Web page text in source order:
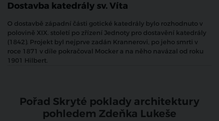
Dostavba katedrály sv. Víta
O dostavbě západní části gotické katedrály bylo rozhodnuto v
polovině XIX. století po zřízení Jednoty pro dostavění katedrály
(1842). Projekt byl nejprve zadán Krannerovi, po jeho smrti v
roce 1871 v díle pokračoval Mocker a na něho navázal od roku
1901 Hilbert.
Pořad Skryté poklady architektury
pohledem Zdeňka Lukeše